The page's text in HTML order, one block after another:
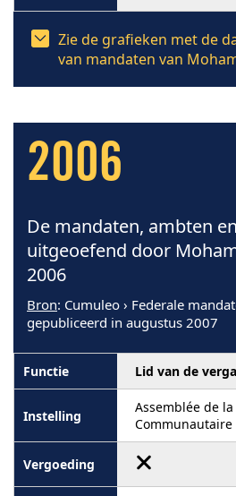
Zie de grafieken met de
van mandaten van
2006
De mandaten, ambten
uitgeoefend door
2006
Bron: Cumuleo › Federale
gepubliceerd in augustus 2007
Lid van de
Assemblée de
Communautaire